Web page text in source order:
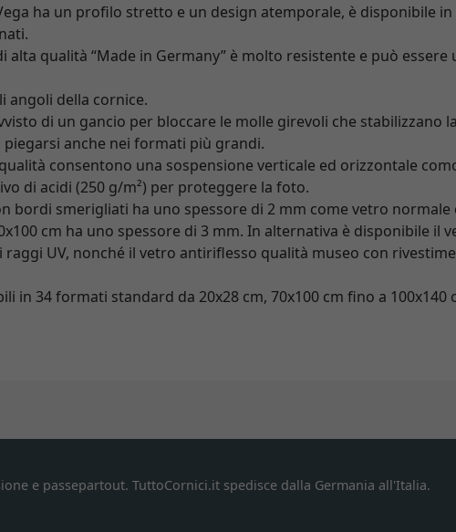
ha un profilo stretto e un design atemporale, è disponibile
alta qualità “Made in Germany” è molto resistente e può
angoli della cornice.
di un gancio per bloccare le molle girevoli che stabilizzano
anche nei formati più grandi.
consentono una sospensione verticale ed orizzontale
di acidi (250 g/m²) per proteggere la foto.
bordi smerigliati ha uno spessore di 2 mm come vetro normale
cm ha uno spessore di 3 mm. In alternativa è disponibile il
UV, nonché il vetro antiriflesso qualità museo con
in 34 formati standard da 20x28 cm, 70x100 cm fino a 100x140
e passepartout. TuttoCornici.it spedisce dalla Germania all'Italia.